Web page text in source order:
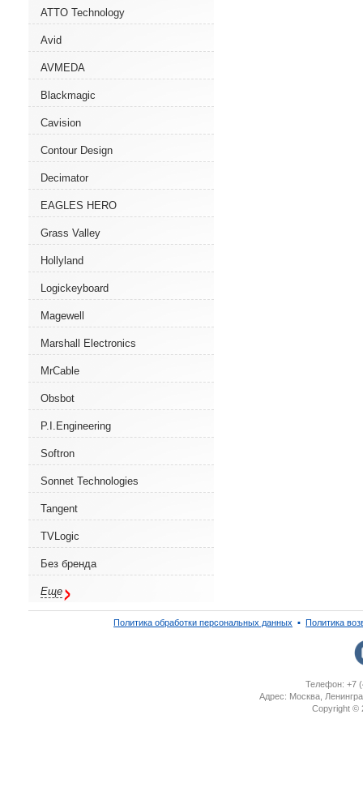
ATTO Technology
Avid
AVMEDA
Blackmagic
Cavision
Contour Design
Decimator
EAGLES HERO
Grass Valley
Hollyland
Logickeyboard
Magewell
Marshall Electronics
MrCable
Obsbot
P.I.Engineering
Softron
Sonnet Technologies
Tangent
TVLogic
Без бренда
Еще
Политика обработки персональных данных ▪ Политика
Телефон: +7
Адрес: Москва,
Copyright ©